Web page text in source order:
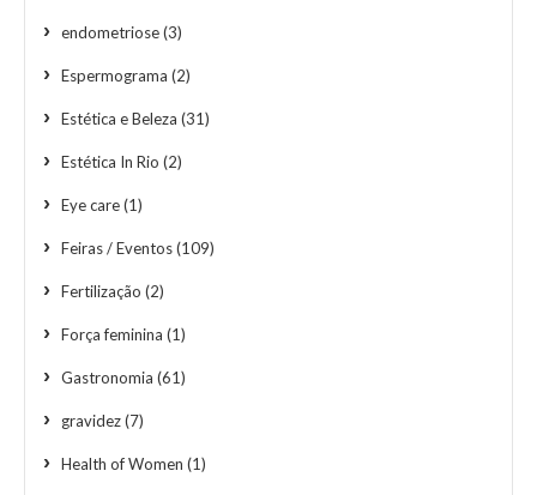
endometriose(3)
Espermograma (2)
Estética e Beleza (31)
Estética In Rio (2)
Eye care(1)
Feiras / Eventos(109)
Fertilização (2)
Força feminina (1)
Gastronomia (61)
gravidez(7)
Health of Women (1)